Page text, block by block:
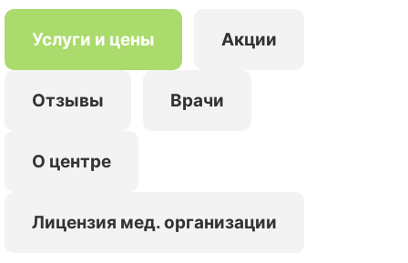
Услуги и цены Акции
Отзывы Врачи
О центре
Лицензия мед. организации